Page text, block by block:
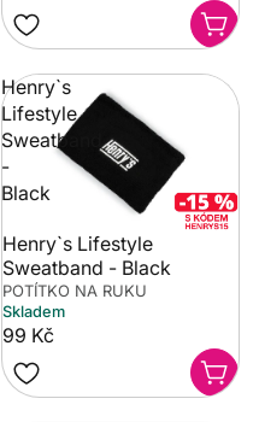
Henry`s
Lifestyle
Sweatband
-
Black
Henry`s Lifestyle
Sweatband - Black
POTÍTKO NA RUKU
Skladem
99 Kč